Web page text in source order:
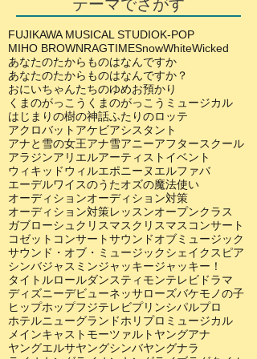
テーマでさがす
FUJIKAWA MUSICAL STUDIOK-POP
MIHO BROWNRAGTIMESnowWhiteWicked
あなたのたからものはなんですか
あなたのたからものはなんですか？
おにいちゃんたちのゆめお預かり
くまのがっこう くまのがっこうミュージカル
はじまりの樹の神話ふたりのロッテ
アクロバット アケビアシスタント
アナと雪の女王アナ雪アニーアフタースクール
アラジンアリエルアーティスト イベント
ウィキッドウィルエポニーヌ エルファバ
エーデルワイスのうたオズの魔法使い
オーディションオーディション対策
オーディション対策レッスンオープンクラス
ガブローシュクリスマスクリスマスコンサート
コゼット コンサートサウンドオブミュージック
サウンド・オブ・ミュージックシェイクスピア
シンバジャスミンジャッキージャッキー！
タイトルロールダンスティモンテレビドラマ
ディズニーデビューネッサローズバケモノの子
ヒップホップフジテレビプリンシパルプロ
ホテルニューグランドホリプロ ミュージカル
メインキャスト モーツァルト ヤングアナ
ヤングエルサヤングシンバヤングナラ